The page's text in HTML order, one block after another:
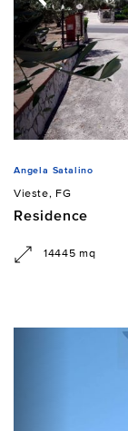
Angela Satalino
Vieste, FG
Residence
14445 mq